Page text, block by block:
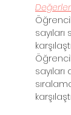
sayıları